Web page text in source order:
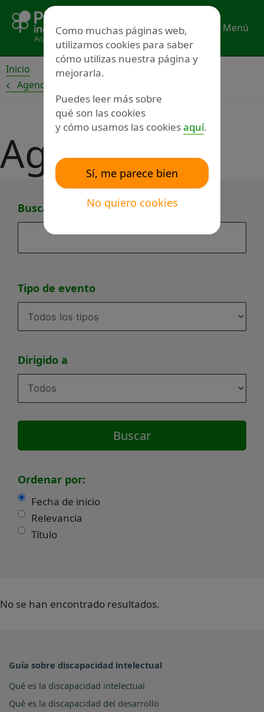
contenido
Menú
Inicio
Agenda
Agenda
Buscar en la agenda
agenda
Tipo de evento
Dirigido a
Ordenar por:
Fecha de inicio
Relevancia
Título
No se han encontrado resultados.
Guía sobre discapacidad intelectual
Qué es la discapacidad intelectual
Qué es la discapacidad del desarrollo
Como muchas páginas web,
utilizamos cookies para saber
cómo utilizas nuestra página y
mejorarla.
Puedes leer más sobre
qué son las cookies
y cómo usamos las cookiesaquí.
Sí, me parece bien
No quiero cookies